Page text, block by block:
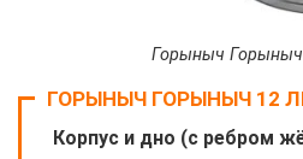
Горыныч Горыныч
ГОРЫНЫЧ ГОРЫНЫЧ 12
Корпус и дно (с ребром